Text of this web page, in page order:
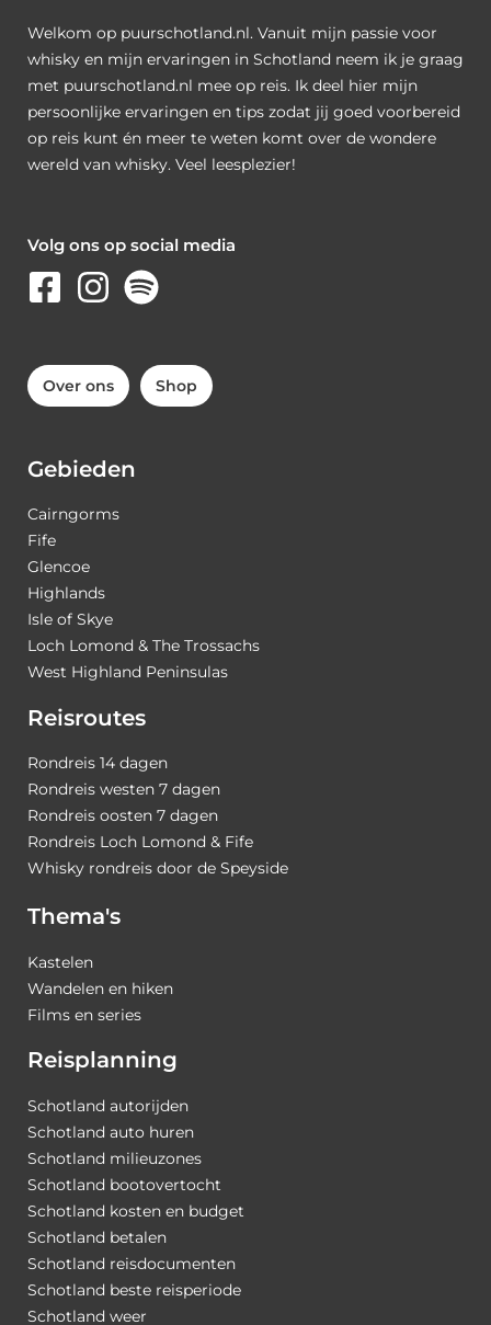
Welkom op puurschotland.nl. Vanuit mijn passie voor
whisky en mijn ervaringen in Schotland neem ik je graag
met puurschotland.nl mee op reis. Ik deel hier mijn
persoonlijke ervaringen en tips zodat jij goed voorbereid
op reis kunt én meer te weten komt over de wondere
wereld van whisky. Veel leesplezier!
Volg ons op social media
Over ons Shop
Gebieden
Cairngorms
Fife
Glencoe
Highlands
Isle of Skye
Loch Lomond & The Trossachs
West Highland Peninsulas
Reisroutes
Rondreis 14 dagen
Rondreis westen 7 dagen
Rondreis oosten 7 dagen
Rondreis Loch Lomond & Fife
Whisky rondreis door de Speyside
Thema's
Kastelen
Wandelen en hiken
Films en series
Reisplanning
Schotland autorijden
Schotland auto huren
Schotland milieuzones
Schotland bootovertocht
Schotland kosten en budget
Schotland betalen
Schotland reisdocumenten
Schotland beste reisperiode
Schotland weer